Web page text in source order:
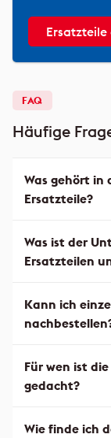
FAQ
Häufige
Was gehört in
Ersatzteile?
Was ist der
Ersatzteilen
Kann ich
Für wen ist
gedacht?
Wie finde ich